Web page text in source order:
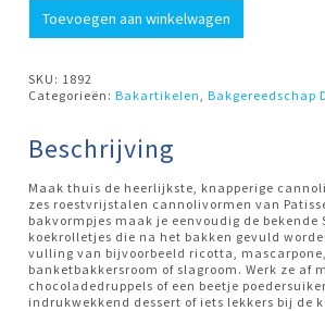
stuks
aantal
Toevoegen aan winkelwagen
SKU: 1892
Categorieën:Bakartikelen ,Bakgereedschap
Beschrijving
Maak thuis de heerlijkste, knapperige
zes roestvrijstalen cannolivormen van
bakvormpjes maak je eenvoudig de bekende
koekrolletjes die na het bakken gevuld
vulling van bijvoorbeeld ricotta, mascarpone,
banketbakkersroom of slagroom. Werk ze af
chocoladedruppels of een beetje
indrukwekkend dessert of iets lekkers bij de